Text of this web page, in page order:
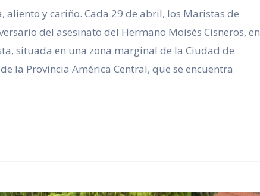
aliento y cariño. Cada 29 de abril, los Maristas de
del asesinato del Hermano Moisés Cisneros, en
situada en una zona marginal de la Ciudad de
la Provincia América Central, que se encuentra